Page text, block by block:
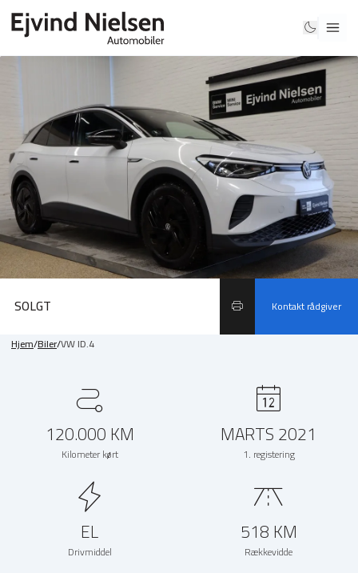
SOLGT Kontakt rådgiver
Hjem/Biler/VW ID.4
120.000 KM
Kilometer kørt
MARTS 2021
1. registering
EL
Drivmiddel
518 KM
Rækkevidde